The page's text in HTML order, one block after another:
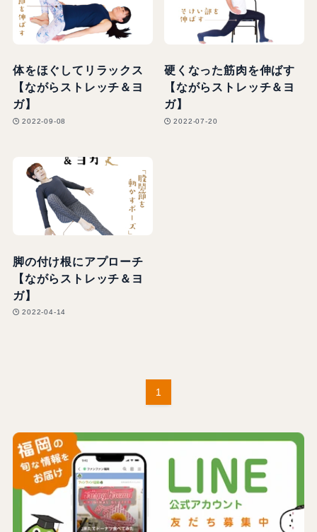
体をほぐしてリラックス
【ながらストレッチ＆ヨ
ガ】
2022-09-08
硬くなった筋肉を伸ばす
【ながらストレッチ＆ヨ
ガ】
2022-07-20
脚の付け根にアプローチ
【ながらストレッチ＆ヨ
ガ】
2022-04-14
1